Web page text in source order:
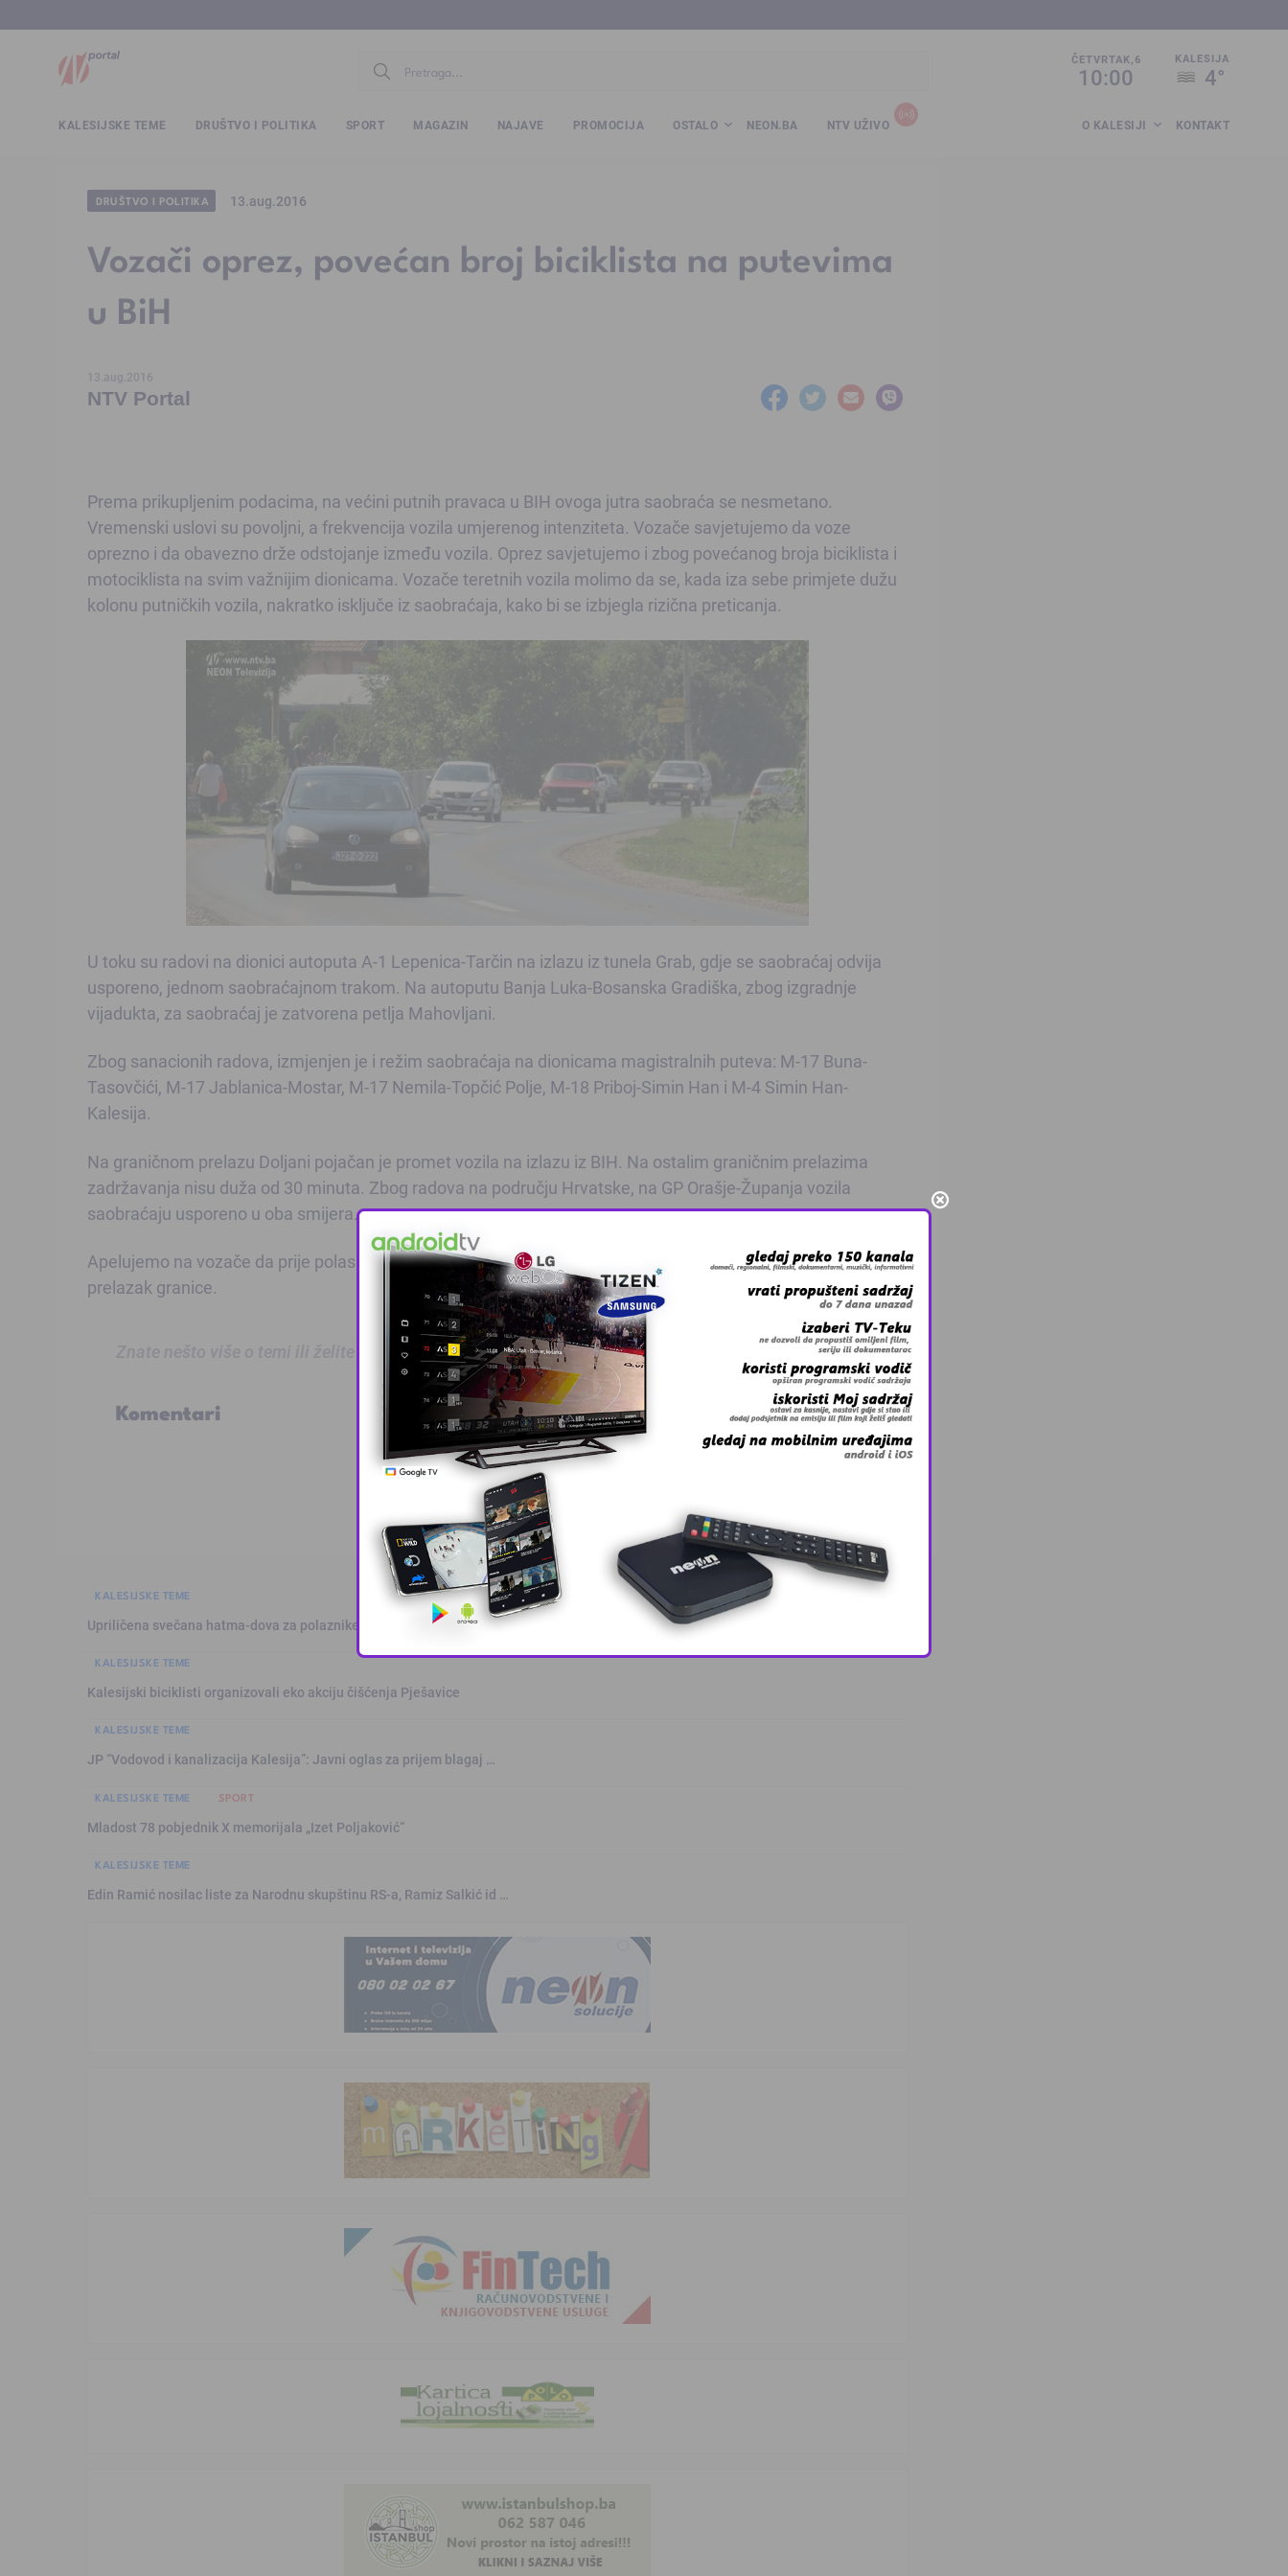
ČETVRTAK,6
10:00
KALESIJA
4°
KALESIJSKE TEME DRUŠTVO I POLITIKA SPORT MAGAZIN NAJAVE PROMOCIJA OSTALO NEON.BA NTV UŽIVO O KALESIJI KONTAKT
DRUŠTVO I POLITIKA 13.aug.2016
Vozači oprez, povećan broj biciklista na putevima
u BiH
13.aug.2016
NTV Portal
Prema prikupljenim podacima, na većini putnih pravaca u BIH ovoga jutra saobraća se nesmetano.
Vremenski uslovi su povoljni, a frekvencija vozila umjerenog intenziteta. Vozače savjetujemo da voze
oprezno i da obavezno drže odstojanje između vozila. Oprez savjetujemo i zbog povećanog broja biciklista i
motociklista na svim važnijim dionicama. Vozače teretnih vozila molimo da se, kada iza sebe primjete dužu
kolonu putničkih vozila, nakratko isključe iz saobraćaja, kako bi se izbjegla rizična preticanja.
U toku su radovi na dionici autoputa A-1 Lepenica-Tarčin na izlazu iz tunela Grab, gdje se saobraćaj odvija
usporeno, jednom saobraćajnom trakom. Na autoputu Banja Luka-Bosanska Gradiška, zbog izgradnje
vijadukta, za saobraćaj je zatvorena petlja Mahovljani.
Zbog sanacionih radova, izmjenjen je i režim saobraćaja na dionicama magistralnih puteva: M-17 Buna-
Tasovčići, M-17 Jablanica-Mostar, M-17 Nemila-Topčić Polje, M-18 Priboj-Simin Han i M-4 Simin Han-
Kalesija.
Na graničnom prelazu Doljani pojačan je promet vozila na izlazu iz BIH. Na ostalim graničnim prelazima
zadržavanja nisu duža od 30 minuta. Zbog radova na području Hrvatske, na GP Orašje-Županja vozila
saobraćaju usporeno u oba smijera.
Apelujemo na vozače da prije polaska na putovanje provjere važnost svih dokumenata neophodnih za
prelazak granice.
Znate nešto više o temi ili želite prijaviti grešku u tekstu?
Komentari
KALESIJSKE TEME
Upriličena svečana hatma-dova za polaznike mekteba i odrasle u džem …
KALESIJSKE TEME
Kalesijski biciklisti organizovali eko akciju čišćenja Pješavice
KALESIJSKE TEME
JP “Vodovod i kanalizacija Kalesija”: Javni oglas za prijem blagaj …
KALESIJSKE TEME SPORT
Mladost 78 pobjednik X memorijala „Izet Poljaković“
KALESIJSKE TEME
Edin Ramić nosilac liste za Narodnu skupštinu RS-a, Ramiz Salkić id …